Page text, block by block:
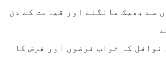
سے بھیک مانگنے اور قیامت کے دن
کا ثواب فرضوں اور فرض کا